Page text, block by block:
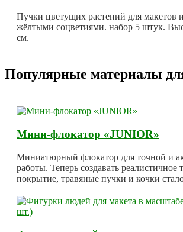
Пучки цветущих растений для макетов
жёлтыми соцветиями. набор 5 штук.
см.
Популярные материалы
Мини-флокатор «JUNIOR»
Миниатюрный флокатор для точной и
работы. Теперь создавать реалистичное
покрытие, травяные пучки и кочки